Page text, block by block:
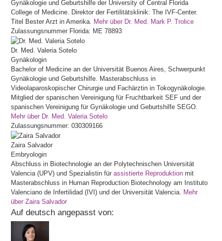
Gynäkologie und Geburtshilfe der University of Central Florida
College of Medicine. Direktor der Fertilitätsklinik: The IVF-Center.
Titel Bester Arzt in Amerika. Mehr über Dr. Med. Mark P. Trolice
Zulassungsnummer Florida: ME 78893
Dr. Med. Valeria Sotelo
Gynäkologin
Bachelor of Medicine an der Universität Buenos Aires, Schwerpunkt
Gynäkologie und Geburtshilfe. Masterabschluss in
Videolaparoskopischer Chirurgie und Fachärztin in Tokogynäkologie.
Mitglied der spanischen Vereinigung für Fruchtbarkeit SEF und der
spanischen Vereinigung für Gynäkologie und Geburtshilfe SEGO.
Mehr über Dr. Med. Valeria Sotelo
Zulassungsnummer: 030309166
Zaira Salvador
Embryologin
Abschluss in Biotechnologie an der Polytechnischen Universität
Valencia (UPV) und Spezialistin fürassistierte Reproduktion mit
Masterabschluss in Human Reproduction Biotechnology am Instituto
Valenciano de Infertilidad (IVI) und der Universität Valencia. Mehr
über Zaira Salvador
Auf deutsch angepasst von: